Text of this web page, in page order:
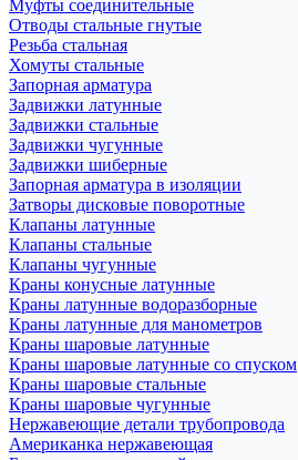
Муфты соединительные
Отводы стальные гнутые
Резьба стальная
Хомуты стальные
Запорная арматура
Задвижки латунные
Задвижки стальные
Задвижки чугунные
Задвижки шиберные
Запорная арматура в изоляции
Затворы дисковые поворотные
Клапаны латунные
Клапаны стальные
Клапаны чугунные
Краны конусные латунные
Краны латунные водоразборные
Краны латунные для манометров
Краны шаровые латунные
Краны шаровые латунные со спуском
Краны шаровые стальные
Краны шаровые чугунные
Нержавеющие детали трубопровода
Американка нержавеющая